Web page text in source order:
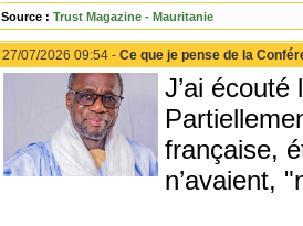
Source : Trust Magazine - Mauritanie
27/07/2026 09:54 - Ce que je pense de la
J’ai
française,
n’avaient,